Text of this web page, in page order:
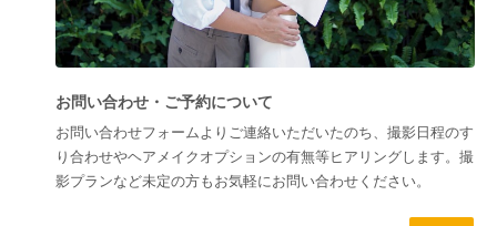
お問い合わせ・ご予約について
お問い合わせフォームよりご連絡いただいたのち、撮影日程のす
り合わせやヘアメイクオプションの有無等ヒアリングします。撮
影プランなど未定の方もお気軽にお問い合わせください。